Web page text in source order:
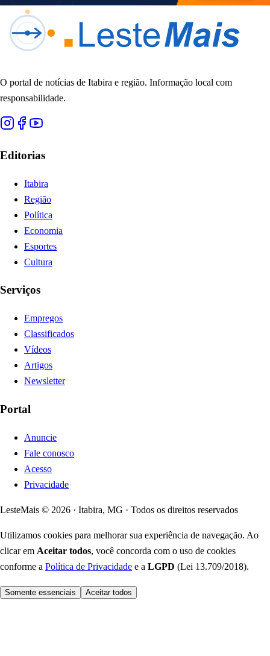
O portal de notícias de Itabira e região. Informação local com
responsabilidade.
Editorias
Itabira
Região
Política
Economia
Esportes
Cultura
Serviços
Empregos
Classificados
Vídeos
Artigos
Newsletter
Portal
Anuncie
Fale conosco
Acesso
Privacidade
LesteMais © 2026 · Itabira, MG · Todos os direitos reservados
Utilizamos cookies para melhorar sua experiência de navegação. Ao
clicar em Aceitar todos, você concorda com o uso de cookies
conforme a Política de Privacidade e a LGPD (Lei 13.709/2018).
Somente essenciais Aceitar todos